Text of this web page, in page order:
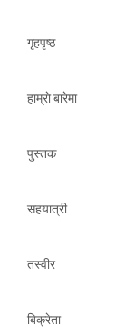
गृहपृष्ठ
हाम्राे बारेमा
पुस्तक
सहयात्री
तस्वीर
बिक्रेता